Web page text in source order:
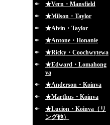
★Vern・Mansfield
★Milson・Taylor
★Alvin・Taylor
★Antone・Honanie
★Ricky・Coochwytewa
★Edward・Lomahong
va
★Anderson・Koinva
★Marthus・Koinva
★Lucion・Koinva（リ
ング他）